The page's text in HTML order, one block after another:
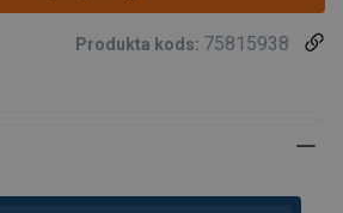
Produkta kods: 75815938